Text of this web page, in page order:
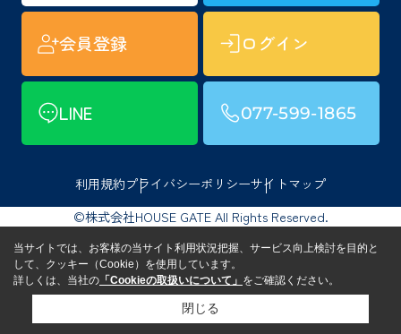
会員登録 ログイン
LINE 077-599-1865
利用規約プライバシーポリシーサイトマップ
©株式会社HOUSE GATE All Rights Reserved.
当サイトでは、お客様の当サイト利用状況把握、サービス向上検討を目的と
して、クッキー（Cookie）を使用しています。
詳しくは、当社の 「Cookieの取扱いについて」 をご確認ください。
閉じる